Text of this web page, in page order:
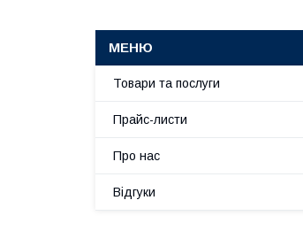
Товари та послуги
Прайс-листи
Про нас
Відгуки